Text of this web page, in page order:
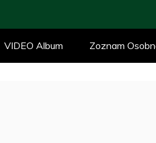
VIDEO Album Zoznam